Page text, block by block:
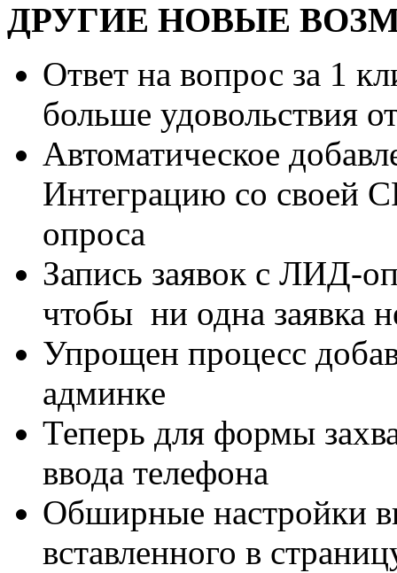
ДРУГИЕ НОВЫЕ
Ответ на вопрос за 1
больше удовольствия
Автоматическое
Интеграцию со своей
опроса
Запись заявок с ЛИД-
чтобы ни одна заявка
Упрощен процесс
админке
Теперь для формы
ввода телефона
Обширные настройки
вставленного в